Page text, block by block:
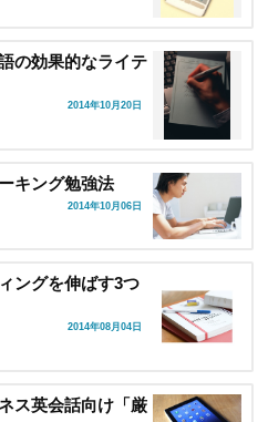
の効果的なライテ
2014年10月20日
キング勉強法
2014年10月06日
ングを伸ばす3つ
2014年08月04日
ス英会話向け「厳